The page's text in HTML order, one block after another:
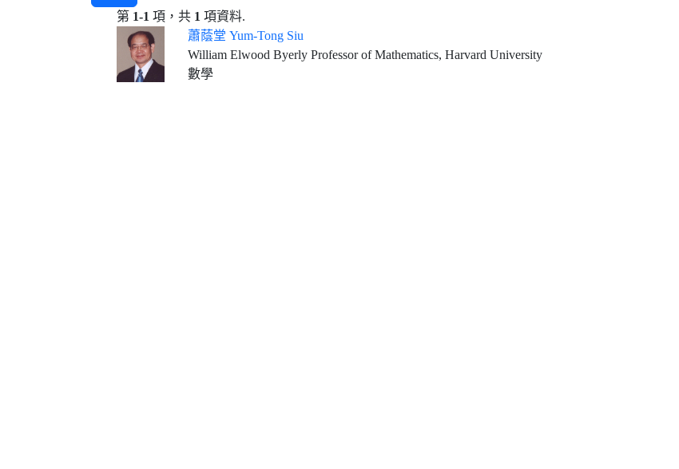
第 1-1 項，共 1 項資料.
蕭蔭堂 Yum-Tong Siu
William Elwood Byerly Professor of Mathematics, Harvard University
數學